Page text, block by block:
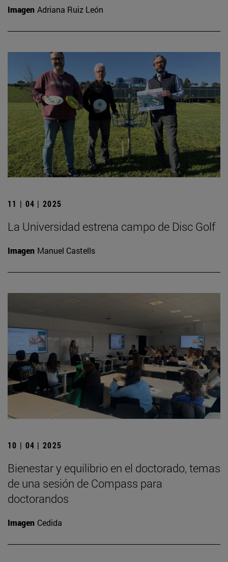
Imagen Adriana Ruiz León
11 | 04 | 2025
La Universidad estrena campo de Disc Golf
Imagen Manuel Castells
10 | 04 | 2025
Bienestar y equilibrio en el doctorado, temas
de una sesión de Compass para
doctorandos
Imagen Cedida